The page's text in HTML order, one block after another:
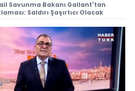
Savunma Bakanı Gallant'tan
Saldırı Şaşırtıcı Olacak